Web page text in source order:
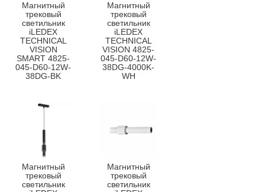
Магнитный
трековый
светильник
iLEDEX
TECHNICAL
VISION
SMART 4825-
045-D60-12W-
38DG-BK
Магнитный
трековый
светильник
iLEDEX
TECHNICAL
VISION 4825-
045-D60-12W-
38DG-4000K-
WH
Магнитный
трековый
светильник
Магнитный
трековый
светильник